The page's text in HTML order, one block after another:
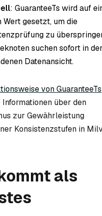
: GuaranteeTs wird auf
Wert gesetzt, um die
zu
suchen sofort in der
Datenansicht.
von GuaranteeTs
über den
zur Gewährleistung
Konsistenzstufen in
als